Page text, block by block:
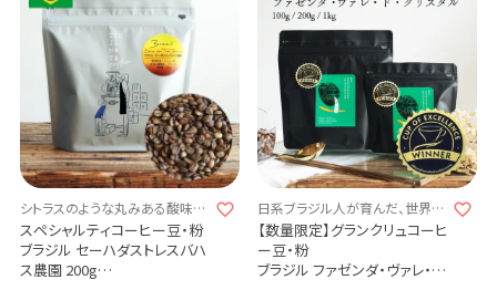
シトラスのような丸みある酸味と、
やさしい口当たり
スペシャルティコーヒー豆・粉
ブラジル セーハダストレスバハ
ス農園 200g
日系ブラジル人が育んだ、世界が
認めた一杯。
Qグレーダー辻本が審査員として
参加しました！
Cup of Excellence 2025 10位受
【数量限定】グランクリュコーヒ
ー豆・粉
ブラジル ファゼンダ・ヴァレ・